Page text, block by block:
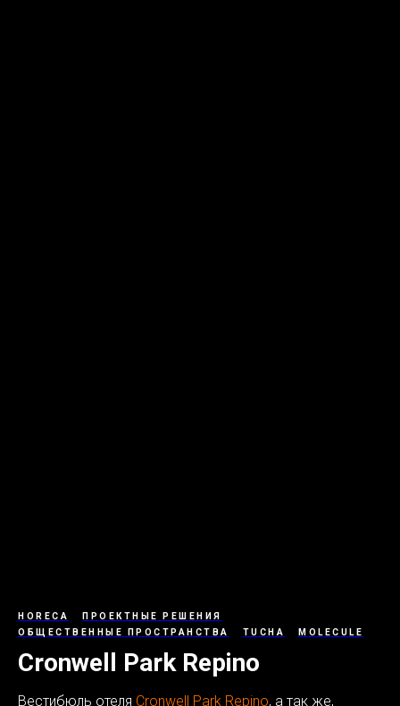
HORECA
ПРОЕКТНЫЕ РЕШЕНИЯ
ОБЩЕСТВЕННЫЕ ПРОСТРАНСТВА
TUCHA MOLECULE
Cronwell Park Repino
Вестибюль отеля Cronwell Park Repino, а так же,